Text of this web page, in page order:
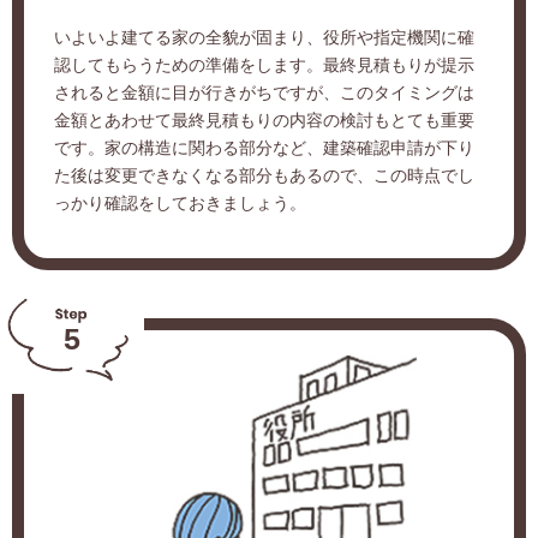
いよいよ建てる家の全貌が固まり、役所や指定機関に確
認してもらうための準備をします。最終見積もりが提示
されると金額に目が行きがちですが、このタイミングは
金額とあわせて最終見積もりの内容の検討もとても重要
です。家の構造に関わる部分など、建築確認申請が下り
た後は変更できなくなる部分もあるので、この時点でし
っかり確認をしておきましょう。
5